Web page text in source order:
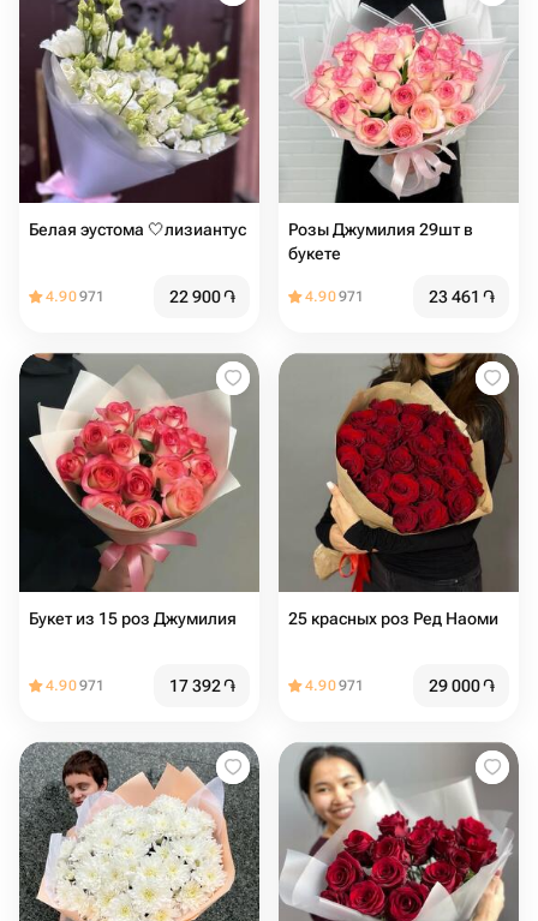
Белая эустома 🤍лизиантус
4.90971 22 900֏
Розы Джумилия 29шт в
букете
4.90971 23 461 ֏
Букет из 15 роз Джумилия
4.90971 17 392֏
25 красных роз Ред Наоми
4.90971 29 000֏